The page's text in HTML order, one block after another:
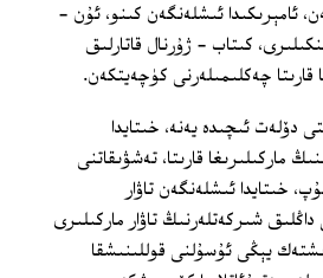
ئامېرىكىدا ئىشلەنگەن كىنو، ئۇن -
كىتاب - ژۇرنال قاتارلىق
چەكلىمىلەرنى كۈچەيتكەن.
دۆلەت ئىچىدە يەنە، خىتايدا
ماركىلىرىغا قارىتا، تەشۋىقاتنى
خىتايدا ئىشلەنگەن تاۋار
شىركەتلەرنىڭ تاۋار ماركىلىرى
يېڭى ئۇسۇلنى قوللىنىشقا